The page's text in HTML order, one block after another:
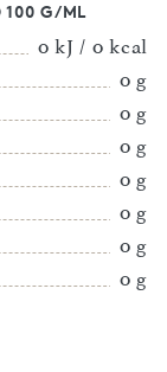
100 G/ML
0 kJ / 0 kcal
0 g
0 g
0 g
0 g
0 g
0 g
0 g